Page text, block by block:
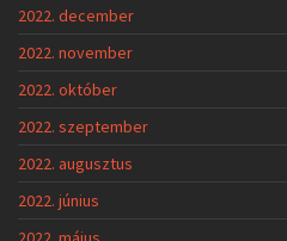
2022. december
2022. november
2022. október
2022. szeptember
2022. augusztus
2022. június